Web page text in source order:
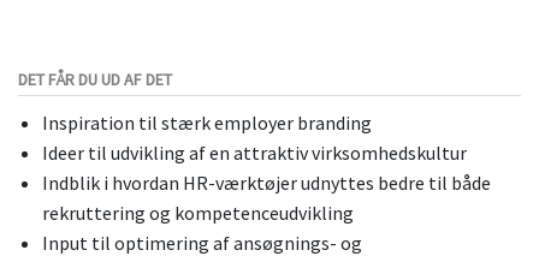
DET FÅR DU UD AF DET
Inspiration til stærk employer branding
Ideer til udvikling af en attraktiv virksomhedskultur
Indblik i hvordan HR-værktøjer udnyttes bedre til både
rekruttering og kompetenceudvikling
Input til optimering af ansøgnings- og